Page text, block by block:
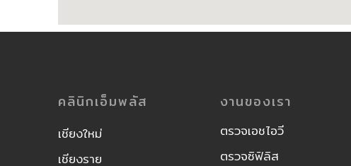
คลินิกเอ็มพลัส
เชียงใหม่
เชียงราย
งานของเรา
ตรวจเอชไอวี
ตรวจซิฟิลิส